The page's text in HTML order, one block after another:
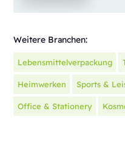
Weitere Branchen:
Lebensmittelverpackung
Heimwerken Sports &
Office & Stationery